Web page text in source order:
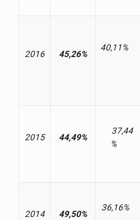
2016 45,26%
40,11%
2015 44,49%
37,44
%
2014 49,50%
36,16%